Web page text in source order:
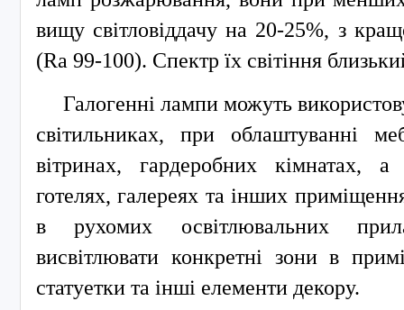
вищу світловіддачу на 20-25%, з
(Ra 99-100). Спектр їх світіння
Галогенні лампи можуть
світильниках, при облаштуванні
вітринах, гардеробних кімнатах,
готелях, галереях та інших
в рухомих освітлювальних
висвітлювати конкретні зони в
статуетки та інші елементи декору.